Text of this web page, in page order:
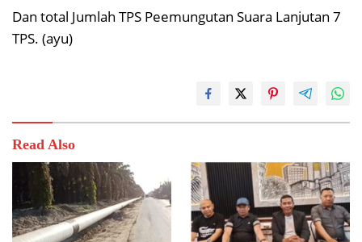
Dan total Jumlah TPS Peemungutan Suara Lanjutan 7
TPS. (ayu)
Read Also